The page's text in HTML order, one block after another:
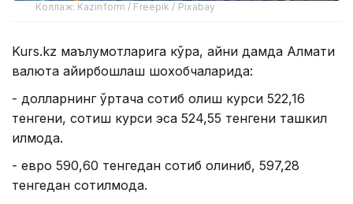
Коллаж: Kazinform / Freepik / Pixabay
Kurs.kz маълумотларига кўра, айни дамда Алмати
валюта айирбошлаш шохобчаларида:
- долларнинг ўртача сотиб олиш курси 522,16
тенгени, сотиш курси эса 524,55 тенгени ташкил
қилмоқда.
- евро 590,60 тенгедан сотиб олиниб, 597,28
тенгедан сотилмоқда.